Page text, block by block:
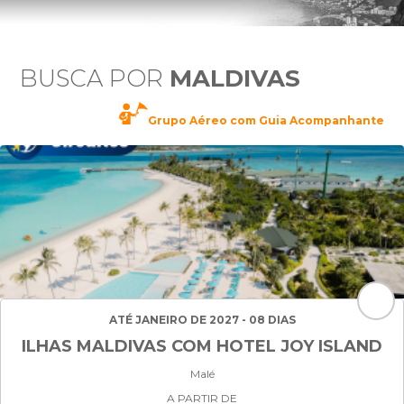
BUSCA POR MALDIVAS
Grupo Aéreo com Guia Acompanhante
ATÉ JANEIRO DE 2027 - 08 DIAS
ILHAS MALDIVAS COM HOTEL JOY ISLAND
Malé
A PARTIR DE